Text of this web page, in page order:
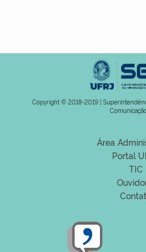
Copyright © 2018-2019 |
Área
Portal
TIC